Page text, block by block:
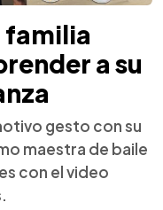
familia
a su
gesto con su
maestra de baile
con el video